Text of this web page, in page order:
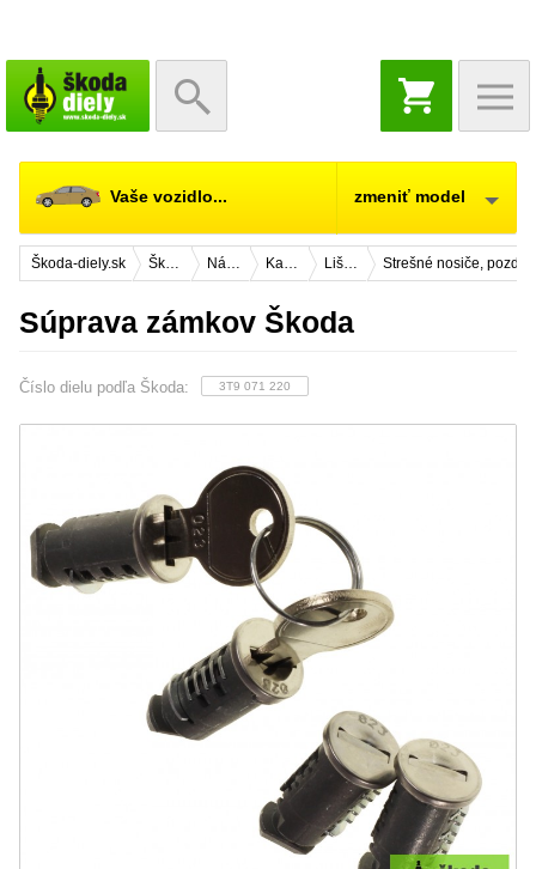
NÁKUPNÝ
KOŠÍK
Vaše vozidlo... zmeniť model
Škoda-diely.sk Škoda Citigo Náhradné diely Karosérie Lišty strešné, prahu a okná Strešné nosiče,
Súprava zámkov Škoda
Číslo dielu podľa Škoda: 3T9 071 220